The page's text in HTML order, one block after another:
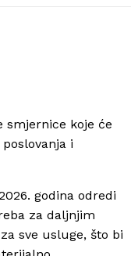
smjernice koje će
i
godina odredi
za daljnjim
sve usluge, što bi